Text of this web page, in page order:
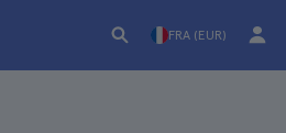
FRA (EUR)